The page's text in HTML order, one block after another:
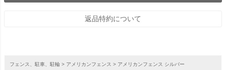
返品特約について
フェンス、駐車、駐輪 アメリカンフェンス アメリカンフェンス シルバー